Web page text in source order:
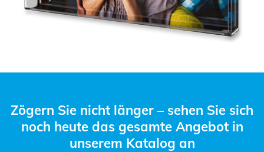
Zögern Sie nicht länger – sehen Sie sich
noch heute das gesamte Angebot in
unserem Katalog an